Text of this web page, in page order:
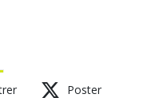
Poster